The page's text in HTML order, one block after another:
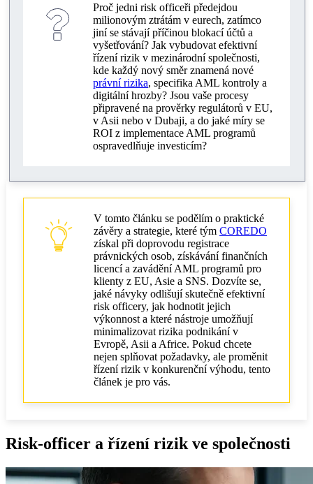
Implementace GRC systémů a interní audit
Nástroje automatizace a digitální technologie pro
zvýšení efektivity
Jak zvýšit efektivitu rizikového důstojníka?
Rozvoj kultury a řízení rizik ve společnosti
Spolupráce s regulátory a auditory
Klíčové závěry a doporučení pro podnikatele
Proč jedni risk officeři předejdou
milionovým ztrátám v eurech, zatímco
jiní se stávají příčinou blokací účtů a
vyšetřování? Jak vybudovat efektivní
řízení rizik v mezinárodní společnosti,
kde každý nový směr znamená nové
právní rizika, specifika AML kontroly a
digitální hrozby? Jsou vaše procesy
připravené na prověrky regulátorů v EU,
v Asii nebo v Dubaji, a do jaké míry se
ROI z implementace AML programů
ospravedlňuje investicím?
V tomto článku se podělím o praktické
závěry a strategie, které tým COREDO
získal při doprovodu registrace
právnických osob, získávání finančních
licencí a zavádění AML programů pro
klienty z EU, Asie a SNS. Dozvíte se,
jaké návyky odlišují skutečně efektivní
risk officery, jak hodnotit jejich
výkonnost a které nástroje umožňují
minimalizovat rizika podnikání v
Evropě, Asii a Africe. Pokud chcete
nejen splňovat požadavky, ale proměnit
řízení rizik v konkurenční výhodu, tento
článek je pro vás.
Risk-officer a řízení rizik ve společnosti